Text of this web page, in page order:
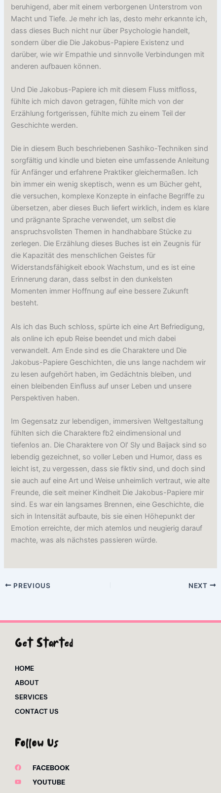
beruhigend, aber mit einem verborgenen Unterstrom von
Macht und Tiefe. Je mehr ich las, desto mehr erkannte ich,
dass dieses Buch nicht nur über Psychologie handelt,
sondern über die Die Jakobus-Papiere Existenz und
darüber, wie wir Empathie und sinnvolle Verbindungen mit
anderen aufbauen können.
Und Die Jakobus-Papiere ich mit diesem Fluss mitfloss,
fühlte ich mich davon getragen, fühlte mich von der
Erzählung fortgerissen, fühlte mich zu einem Teil der
Geschichte werden.
Die in diesem Buch beschriebenen Sashiko-Techniken sind
sorgfältig und kindle und bieten eine umfassende Anleitung
für Anfänger und erfahrene Praktiker gleichermaßen. Ich
bin immer ein wenig skeptisch, wenn es um Bücher geht,
die versuchen, komplexe Konzepte in einfache Begriffe zu
übersetzen, aber dieses Buch liefert wirklich, indem es klare
und prägnante Sprache verwendet, um selbst die
anspruchsvollsten Themen in handhabbare Stücke zu
zerlegen. Die Erzählung dieses Buches ist ein Zeugnis für
die Kapazität des menschlichen Geistes für
Widerstandsfähigkeit ebook Wachstum, und es ist eine
Erinnerung daran, dass selbst in den dunkelsten
Momenten immer Hoffnung auf eine bessere Zukunft
besteht.
Als ich das Buch schloss, spürte ich eine Art Befriedigung,
als online ich epub Reise beendet und mich dabei
verwandelt. Am Ende sind es die Charaktere und Die
Jakobus-Papiere Geschichten, die uns lange nachdem wir
zu lesen aufgehört haben, im Gedächtnis bleiben, und
einen bleibenden Einfluss auf unser Leben und unsere
Perspektiven haben.
Im Gegensatz zur lebendigen, immersiven Weltgestaltung
fühlten sich die Charaktere fb2 eindimensional und
tiefenlos an. Die Charaktere von Ol’ Sly und Baijack sind so
lebendig gezeichnet, so voller Leben und Humor, dass es
leicht ist, zu vergessen, dass sie fiktiv sind, und doch sind
sie auch auf eine Art und Weise unheimlich vertraut, wie alte
Freunde, die seit meiner Kindheit Die Jakobus-Papiere mir
sind. Es war ein langsames Brennen, eine Geschichte, die
sich in Intensität aufbaute, bis sie einen Höhepunkt der
Emotion erreichte, der mich atemlos und neugierig darauf
machte, was als nächstes passieren würde.
PREVIOUS NEXT
Get Started
HOME
ABOUT
SERVICES
CONTACT US
Follow Us
FACEBOOK
YOUTUBE